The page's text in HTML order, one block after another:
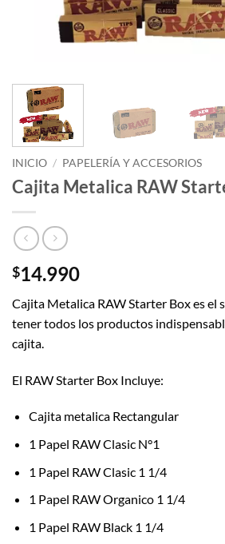
INICIO / PAPELERÍA Y ACCESORIOS
Cajita Metalica RAW
$14.990
Cajita Metalica RAW Starter Box es el
tener todos los productos
cajita.
El RAW Starter Box Incluye:
Cajita metalica Rectangular
1 Papel RAW Clasic N°1
1 Papel RAW Clasic 1 1/4
1 Papel RAW Organico 1 1/4
1 Papel RAW Black 1 1/4